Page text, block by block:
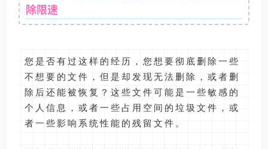
除限速
您是否有过这样的经历，您想要彻底删除一些
不想要的文件，但是却发现无法删除，或者删
除后还能被恢复？这些文件可能是一些敏感的
个人信息，或者一些占用空间的垃圾文件，或
者一些影响系统性能的残留文件。